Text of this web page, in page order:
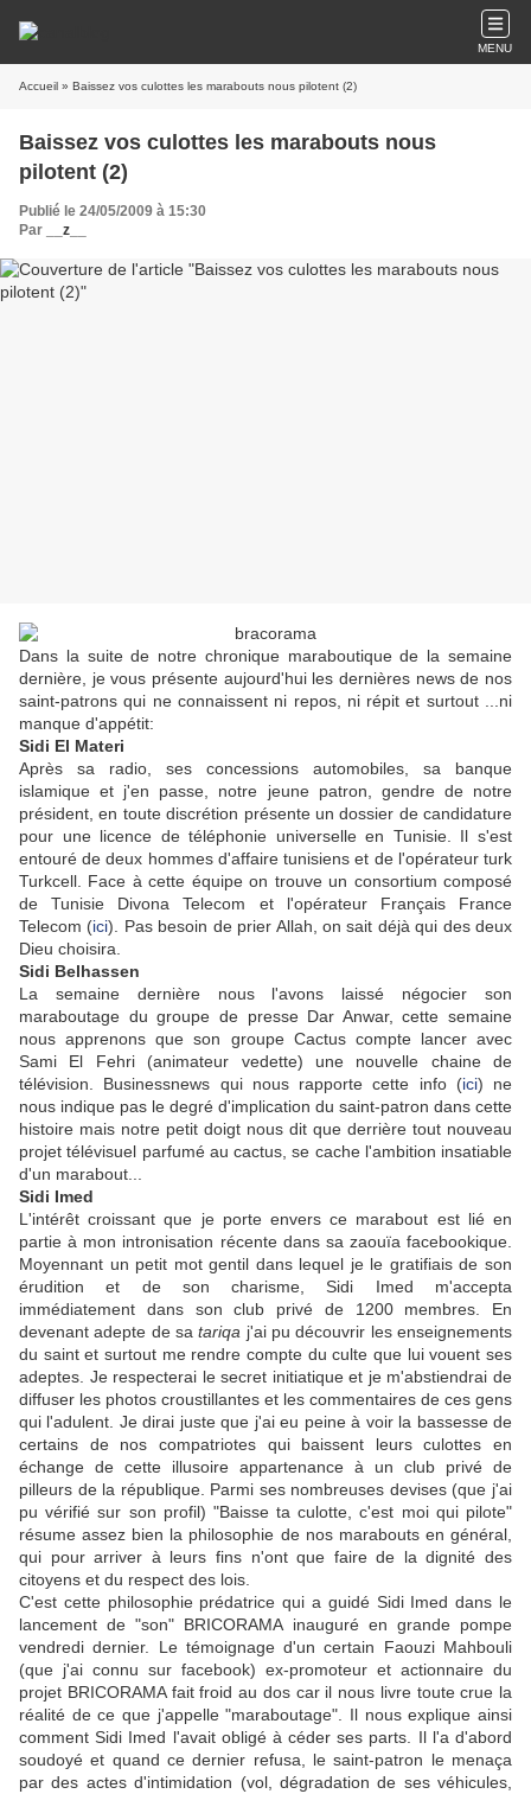
MENU
Accueil » Baissez vos culottes les marabouts nous pilotent (2)
Baissez vos culottes les marabouts nous
pilotent (2)
Publié le 24/05/2009 à 15:30
Par
__z__
Dans la suite de notre chronique maraboutique de la semaine
dernière, je vous présente aujourd'hui les dernières news de nos
saint-patrons qui ne connaissent ni repos, ni répit et surtout ...ni
manque d'appétit:
Sidi El Materi
Après sa radio, ses concessions automobiles, sa banque
islamique et j'en passe, notre jeune patron, gendre de notre
président, en toute discrétion présente un dossier de candidature
pour une licence de téléphonie universelle en Tunisie. Il s'est
entouré de deux hommes d'affaire tunisiens et de l'opérateur turk
Turkcell. Face à cette équipe on trouve un consortium composé
de Tunisie Divona Telecom et l'opérateur Français France
Telecom (ici). Pas besoin de prier Allah, on sait déjà qui des deux
Dieu choisira.
Sidi Belhassen
La semaine dernière nous l'avons laissé négocier son
maraboutage du groupe de presse Dar Anwar, cette semaine
nous apprenons que son groupe Cactus compte lancer avec
Sami El Fehri (animateur vedette) une nouvelle chaine de
télévision. Businessnews qui nous rapporte cette info (ici) ne
nous indique pas le degré d'implication du saint-patron dans cette
histoire mais notre petit doigt nous dit que derrière tout nouveau
projet télévisuel parfumé au cactus, se cache l'ambition insatiable
d'un marabout...
Sidi Imed
L'intérêt croissant que je porte envers ce marabout est lié en
partie à mon intronisation récente dans sa zaouïa facebookique.
Moyennant un petit mot gentil dans lequel je le gratifiais de son
érudition et de son charisme, Sidi Imed m'accepta
immédiatement dans son club privé de 1200 membres. En
devenant adepte de satariqa j'ai pu découvrir les enseignements
du saint et surtout me rendre compte du culte que lui vouent ses
adeptes. Je respecterai le secret initiatique et je m'abstiendrai de
diffuser les photos croustillantes et les commentaires de ces gens
qui l'adulent. Je dirai juste que j'ai eu peine à voir la bassesse de
certains de nos compatriotes qui baissent leurs culottes en
échange de cette illusoire appartenance à un club privé de
pilleurs de la république. Parmi ses nombreuses devises (que j'ai
pu vérifié sur son profil) "Baisse ta culotte, c'est moi qui pilote"
résume assez bien la philosophie de nos marabouts en général,
qui pour arriver à leurs fins n'ont que faire de la dignité des
citoyens et du respect des lois.
C'est cette philosophie prédatrice qui a guidé Sidi Imed dans le
lancement de "son" BRICORAMA inauguré en grande pompe
vendredi dernier. Le témoignage d'un certain Faouzi Mahbouli
(que j'ai connu sur facebook) ex-promoteur et actionnaire du
projet BRICORAMA fait froid au dos car il nous livre toute crue la
réalité de ce que j'appelle "maraboutage". Il nous explique ainsi
comment Sidi Imed l'avait obligé à céder ses parts. Il l'a d'abord
soudoyé et quand ce dernier refusa, le saint-patron le menaça
par des actes d'intimidation (vol, dégradation de ses véhicules,